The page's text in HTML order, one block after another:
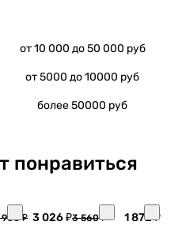
от 10 000 до 50 000 руб
от 5000 до 10000 руб
более 50000 руб
понравиться
968 ₽ 3 026 ₽3 560 ₽
1 872 ₽